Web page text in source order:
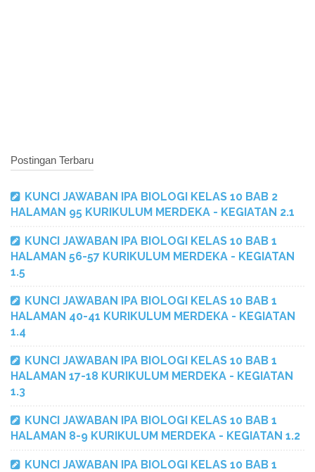
Postingan Terbaru
KUNCI JAWABAN IPA BIOLOGI KELAS 10 BAB 2
HALAMAN 95 KURIKULUM MERDEKA - KEGIATAN 2.1
KUNCI JAWABAN IPA BIOLOGI KELAS 10 BAB 1
HALAMAN 56-57 KURIKULUM MERDEKA - KEGIATAN
1.5
KUNCI JAWABAN IPA BIOLOGI KELAS 10 BAB 1
HALAMAN 40-41 KURIKULUM MERDEKA - KEGIATAN
1.4
KUNCI JAWABAN IPA BIOLOGI KELAS 10 BAB 1
HALAMAN 17-18 KURIKULUM MERDEKA - KEGIATAN
1.3
KUNCI JAWABAN IPA BIOLOGI KELAS 10 BAB 1
HALAMAN 8-9 KURIKULUM MERDEKA - KEGIATAN 1.2
KUNCI JAWABAN IPA BIOLOGI KELAS 10 BAB 1